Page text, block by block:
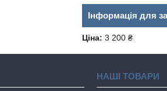
Інформація для
Ціна: 3 200 ₴
НАШІ ТОВАРИ